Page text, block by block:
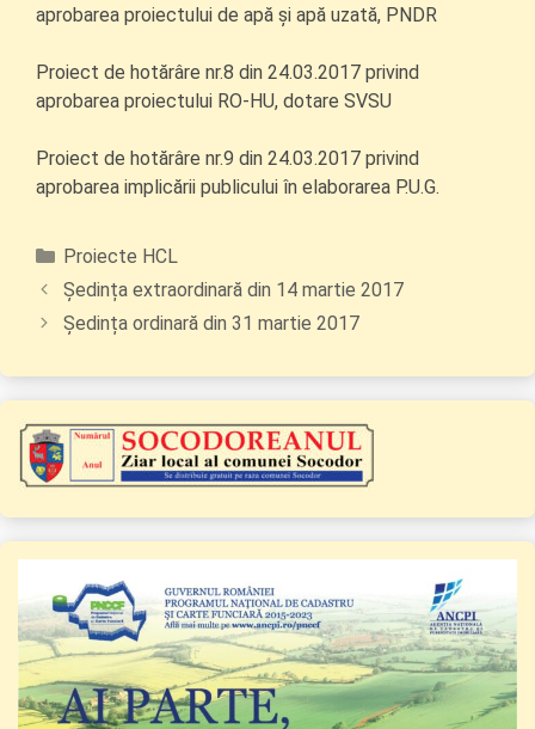
aprobarea proiectului de apă și apă uzată, PNDR
Proiect de hotărâre nr.8 din 24.03.2017 privind
aprobarea proiectului RO-HU, dotare SVSU
Proiect de hotărâre nr.9 din 24.03.2017 privind
aprobarea implicării publicului în elaborarea P.U.G.
Categorii
Proiecte HCL
Ședința extraordinară din 14 martie 2017
Ședința ordinară din 31 martie 2017